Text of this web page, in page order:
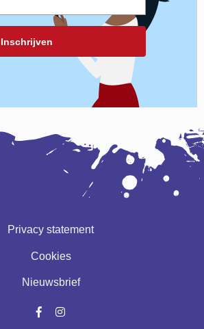
Privacy statement
Cookies
Nieuwsbrief